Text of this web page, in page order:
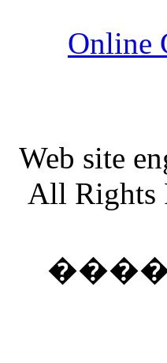
Web site
All Rights